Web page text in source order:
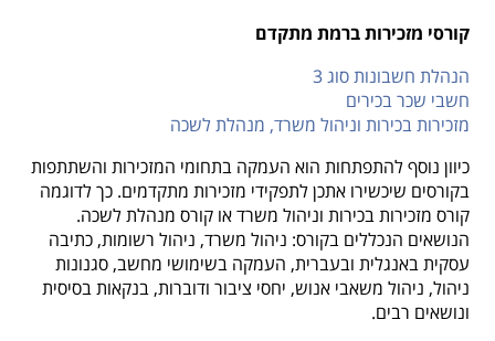
קורסי מזכירות ברמת מתקדם
הנהלת חשבונות סוג 3
חשבי שכר בכירים
מזכירות בכירות וניהול משרד, מנהלת לשכה
כיוון נוסף להתפתחות הוא העמקה בתחומי המזכירות והשתתפות
בקורסים שיכשירו אתכן לתפקידי מזכירות מתקדמים. כך לדוגמה
קורס מזכירות בכירות וניהול משרד או קורס מנהלת לשכה.
הנושאים הנכללים בקורס: ניהול משרד, ניהול רשומות, כתיבה
עסקית באנגלית ובעברית, העמקה בשימושי מחשב, סגנונות
ניהול, ניהול משאבי אנוש, יחסי ציבור ודוברות, בנקאות בסיסית
ונושאים רבים.